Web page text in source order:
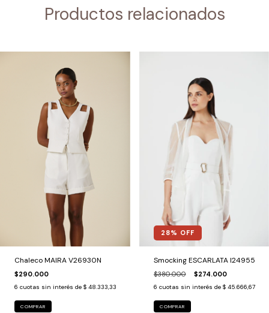
Productos relacionados
Chaleco MAIRA V26930N
$290.000
6 cuotas sin interés de $ 48.333,33
COMPRAR
28% OFF
Smocking ESCARLATA I24955
$380.000 $274.000
6 cuotas sin interés de $ 45.666,67
COMPRAR